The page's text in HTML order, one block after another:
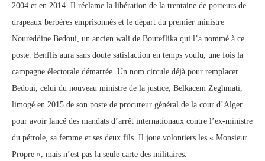
2004 et en 2014. Il réclame la libération de la trentaine de porteurs de
drapeaux berbères emprisonnés et le départ du premier ministre
Noureddine Bedoui, un ancien wali de Bouteflika qui l’a nommé à ce
poste. Benflis aura sans doute satisfaction en temps voulu, une fois la
campagne électorale démarrée. Un nom circule déjà pour remplacer
Bedoui, celui du nouveau ministre de la justice, Belkacem Zeghmati,
limogé en 2015 de son poste de procureur général de la cour d’Alger
pour avoir lancé des mandats d’arrêt internationaux contre l’ex-ministre
du pétrole, sa femme et ses deux fils. Il joue volontiers les « Monsieur
Propre », mais n’est pas la seule carte des militaires.